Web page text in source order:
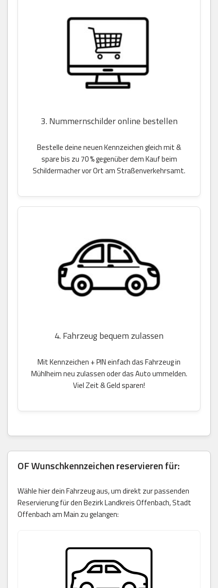
3. Nummernschilder online bestellen
Bestelle deine neuen Kennzeichen gleich mit &
spare bis zu 70 % gegenüber dem Kauf beim
Schildermacher vor Ort am Straßenverkehrsamt.
4. Fahrzeug bequem zulassen
Mit Kennzeichen + PIN einfach das Fahrzeug in
Mühlheim neu zulassen oder das Auto ummelden.
Viel Zeit & Geld sparen!
OF Wunschkennzeichen reservieren für:
Wähle hier dein Fahrzeug aus, um direkt zur passenden
Reservierung für den Bezirk Landkreis Offenbach, Stadt
Offenbach am Main zu gelangen: